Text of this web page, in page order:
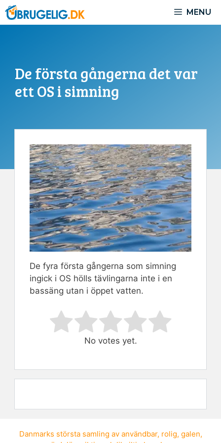
Hoppa
till
MENU
De första gångerna det var
ett OS i simning
De fyra första gångerna som simning
ingick i OS hölls tävlingarna inte i en
bassäng utan i öppet vatten.
Rate this item:
Submit Rating
No votes yet.
Danmarks största samling av användbar, rolig, galen,